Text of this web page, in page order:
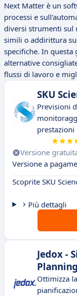
Next Matter è un
processi e
diversi strumenti sul
simili o addirittura
specifiche. In questa
alternative
flussi di lavoro e
SKU
Previsioni
prestazioni
Versione
Versione a
Scoprite SKU
Più dettagli
Jedox -
Planning
Ottimizza la